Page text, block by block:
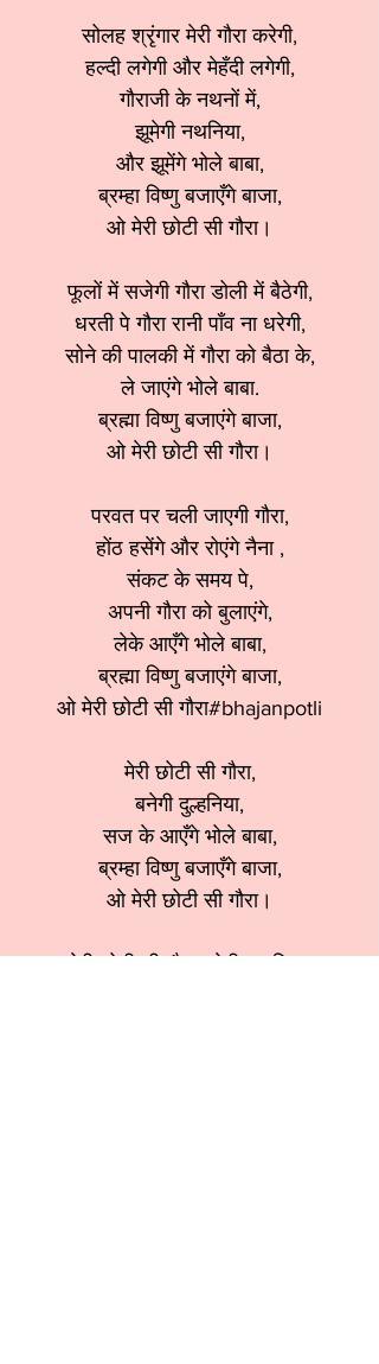
सोलह श्रृंगार मेरी गौरा करेगी,
हल्दी लगेगी और मेहँदी लगेगी,
गौराजी के नथनों में,
झूमेगी नथनिया,
और झूमेंगे भोले बाबा,
ब्रम्हा विष्णु बजाएँगे बाजा,
ओ मेरी छोटी सी गौरा।
फूलों में सजेगी गौरा डोली में बैठेगी,
धरती पे गौरा रानी पाँव ना धरेगी,
सोने की पालकी में गौरा को बैठा के,
ले जाएंगे भोले बाबा.
ब्रह्मा विष्णु बजाएंगे बाजा,
ओ मेरी छोटी सी गौरा।
परवत पर चली जाएगी गौरा,
होंठ हसेंगे और रोएंगे नैना ,
संकट के समय पे,
अपनी गौरा को बुलाएंगे,
लेके आएँगे भोले बाबा,
ब्रह्मा विष्णु बजाएंगे बाजा,
ओ मेरी छोटी सी गौरा#bhajanpotli
मेरी छोटी सी गौरा,
बनेगी दुल्हनिया,
सज के आएँगे भोले बाबा,
ब्रम्हा विष्णु बजाएँगे बाजा,
ओ मेरी छोटी सी गौरा।